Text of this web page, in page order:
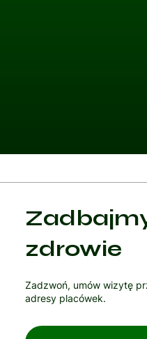
zdrowie
Zadzwoń, umów wizytę
adresy placówek.